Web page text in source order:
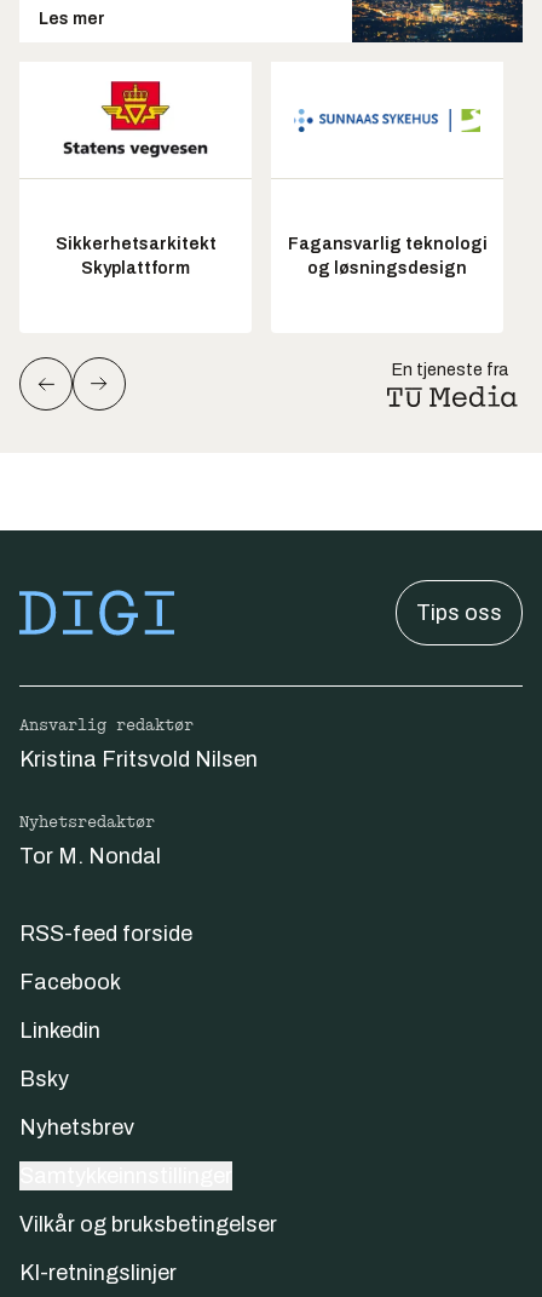
Les mer
Sikkerhetsarkitekt
Skyplattform
Fagansvarlig teknologi
og løsningsdesign
En tjeneste fra
Tips oss
Ansvarlig redaktør
Kristina Fritsvold Nilsen
Nyhetsredaktør
Tor M. Nondal
RSS-feed forside
Facebook
Linkedin
Bsky
Nyhetsbrev
Vilkår og bruksbetingelser
KI-retningslinjer